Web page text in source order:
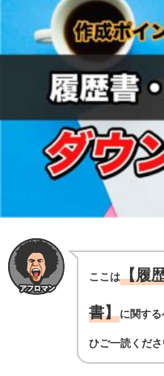
ここは【履
書】に関する
ひご一読くださ